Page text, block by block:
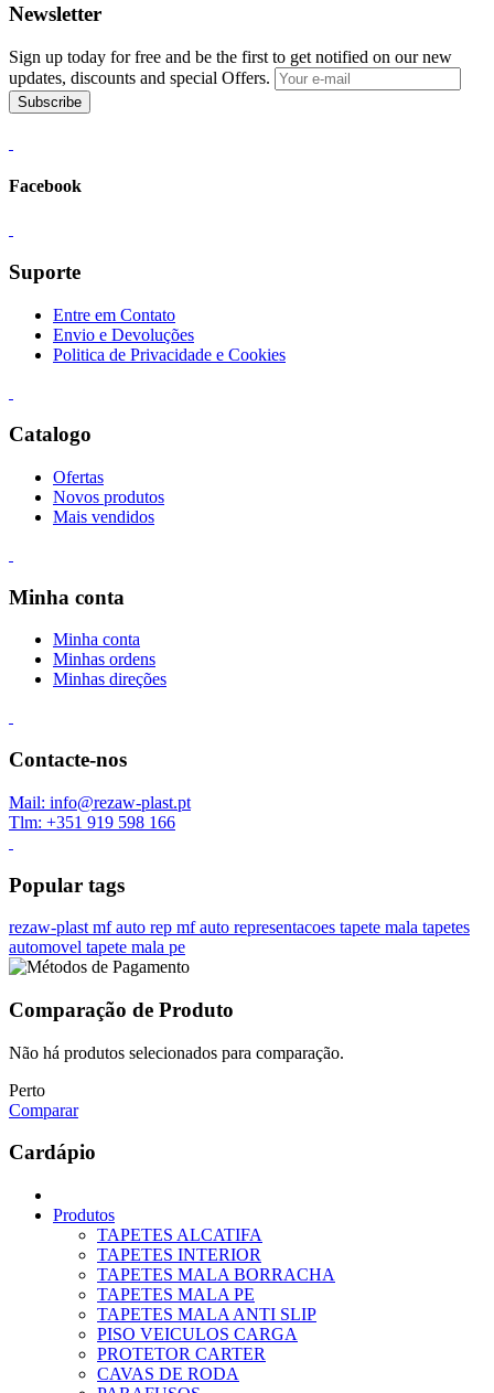
Newsletter
Sign up today for free and be the first to get notified on our new
updates, discounts and special Offers.
Subscribe
Facebook
Suporte
Entre em Contato
Envio e Devoluções
Politica de Privacidade e Cookies
Catalogo
Ofertas
Novos produtos
Mais vendidos
Minha conta
Minha conta
Minhas ordens
Minhas direções
Contacte-nos
Mail: info@rezaw-plast.pt
Tlm: +351 919 598 166
Popular tags
rezaw-plast mf auto rep mf auto representacoes tapete mala tapetes
automovel tapete mala pe
Comparação de Produto
Não há produtos selecionados para comparação.
Perto
Comparar
Cardápio
Produtos
TAPETES ALCATIFA
TAPETES INTERIOR
TAPETES MALA BORRACHA
TAPETES MALA PE
TAPETES MALA ANTI SLIP
PISO VEICULOS CARGA
PROTETOR CARTER
CAVAS DE RODA